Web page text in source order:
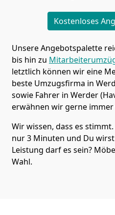
Kostenloses
Unsere Angebotspalette
bis hin zu
letztlich können wir eine
beste Umzugsfirma in
sowie Fahrer in Werder
erwähnen wir gerne immer
Wir wissen, dass es
nur 3 Minuten und Du
Leistung darf es sein?
Wahl.